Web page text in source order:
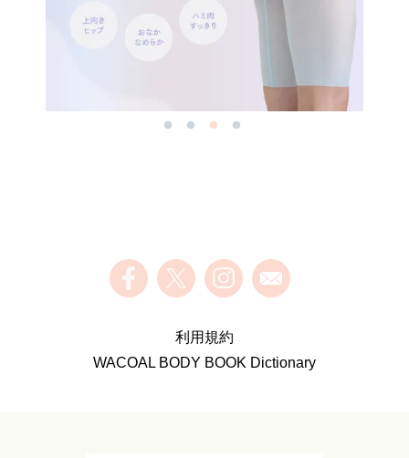
利用規約
WACOAL BODY BOOK Dictionary